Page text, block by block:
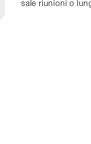
sale riunioni o